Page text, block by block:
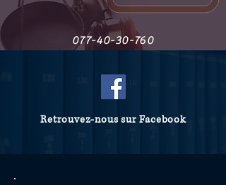
077-40-30-760
Retrouvez-nous sur Facebook